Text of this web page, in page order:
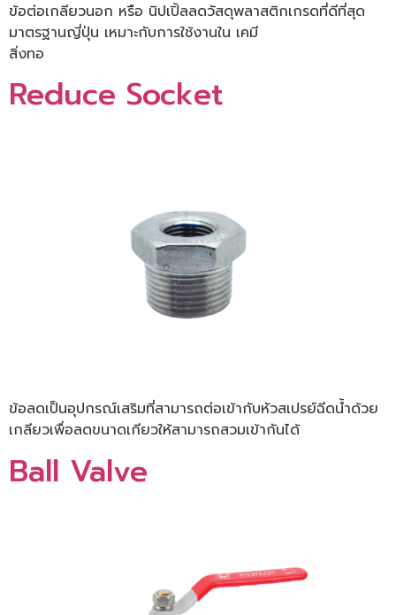
ข้อต่อเกลียวนอก หรือ นิปเปิ้ลลดวัสดุพลาสติกเกรดที่ดีที่สุด
มาตรฐานญี่ปุ่น เหมาะกับการใช้งานใน เคมี
สิ่งทอ
Reduce Socket
ข้อลดเป็นอุปกรณ์เสริมที่สามารถต่อเข้ากับหัวสเปรย์ฉีดน้ำด้วย
เกลียวเพื่อลดขนาดเกียวให้สามารถสวมเข้ากันได้
Ball Valve